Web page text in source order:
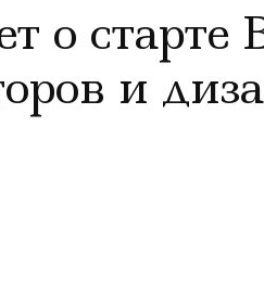
старте
и